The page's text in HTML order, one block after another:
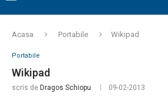
Acasa Portabile Wikipad
Portabile
Wikipad
scris de Dragos Schiopu 09-02-2013